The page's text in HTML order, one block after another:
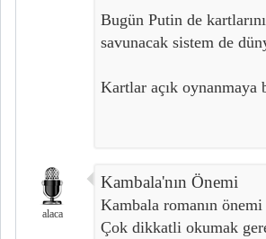
Bugün Putin de
savunacak sistem de
Kartlar açık oynanmaya
alaca
Kambala'nın Önemi
Kambala romanın önemi
Çok dikkatli okumak